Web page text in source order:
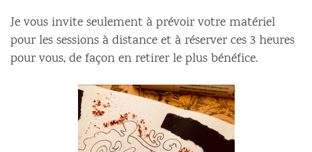
Je vous invite seulement à prévoir votre matériel
pour les sessions à distance et à réserver ces 3 heures
pour vous, de façon en retirer le plus bénéfice.